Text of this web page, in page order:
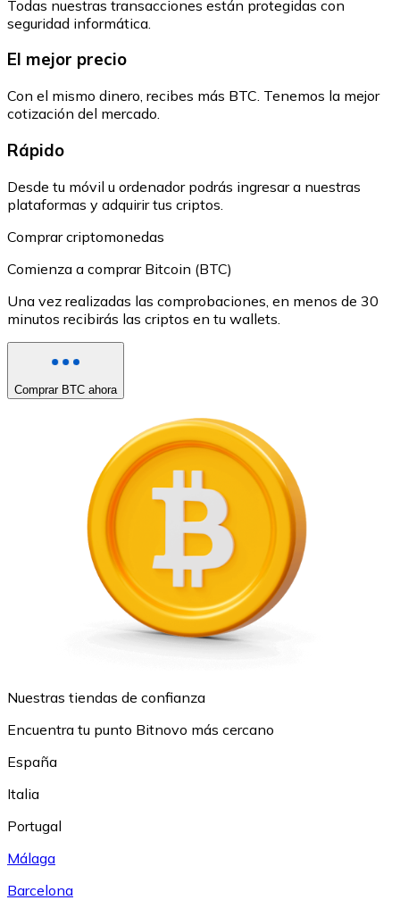
Todas nuestras transacciones están protegidas con
seguridad informática.
El mejor precio
Con el mismo dinero, recibes más BTC. Tenemos la mejor
cotización del mercado.
Rápido
Desde tu móvil u ordenador podrás ingresar a nuestras
plataformas y adquirir tus criptos.
Comprar criptomonedas
Comienza a comprar Bitcoin (BTC)
Una vez realizadas las comprobaciones, en menos de 30
minutos recibirás las criptos en tu wallets.
Comprar BTC ahora
Nuestras tiendas de confianza
Encuentra tu punto Bitnovo más cercano
España
Italia
Portugal
Málaga
Barcelona